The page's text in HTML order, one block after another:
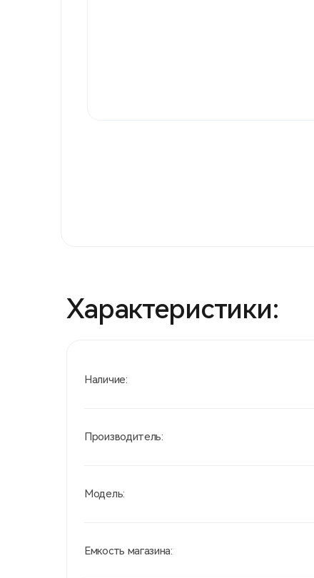
Характеристики:
Наличие:
Производитель:
Модель:
Емкость магазина: